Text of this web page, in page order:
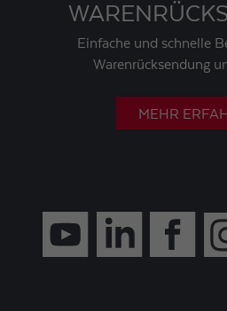
Einfache und schnelle
Warenrücksendung
MEHR